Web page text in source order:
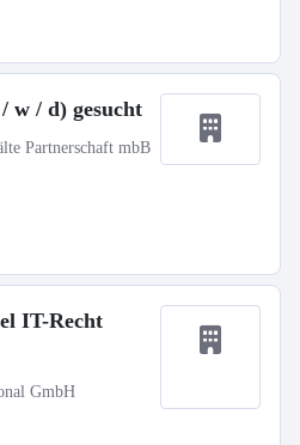
w / d) gesucht
Partnerschaft mbB
IT-Recht
GmbH